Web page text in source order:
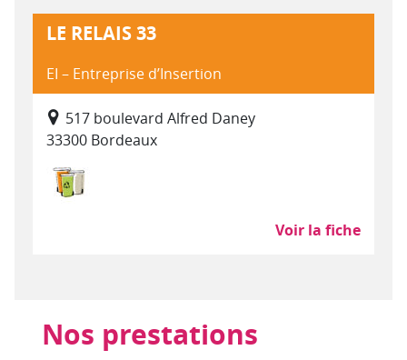
LE RELAIS 33
EI – Entreprise d’Insertion
517 boulevard Alfred Daney
33300 Bordeaux
Voir la fiche
Nos prestations